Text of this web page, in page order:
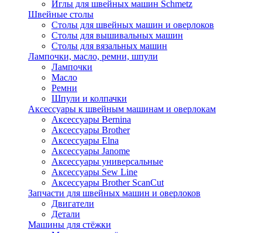
Иглы для швейных машин Schmetz
Швейные столы
Столы для швейных машин и оверлоков
Столы для вышивальных машин
Столы для вязальных машин
Лампочки, масло, ремни, шпули
Лампочки
Масло
Ремни
Шпули и колпачки
Аксессуары к швейным машинам и оверлокам
Аксессуары Bernina
Аксессуары Brother
Аксессуары Elna
Аксессуары Janome
Аксессуары универсальные
Аксессуары Sew Line
Аксессуары Brother ScanCut
Запчасти для швейных машин и оверлоков
Двигатели
Детали
Машины для стёжки